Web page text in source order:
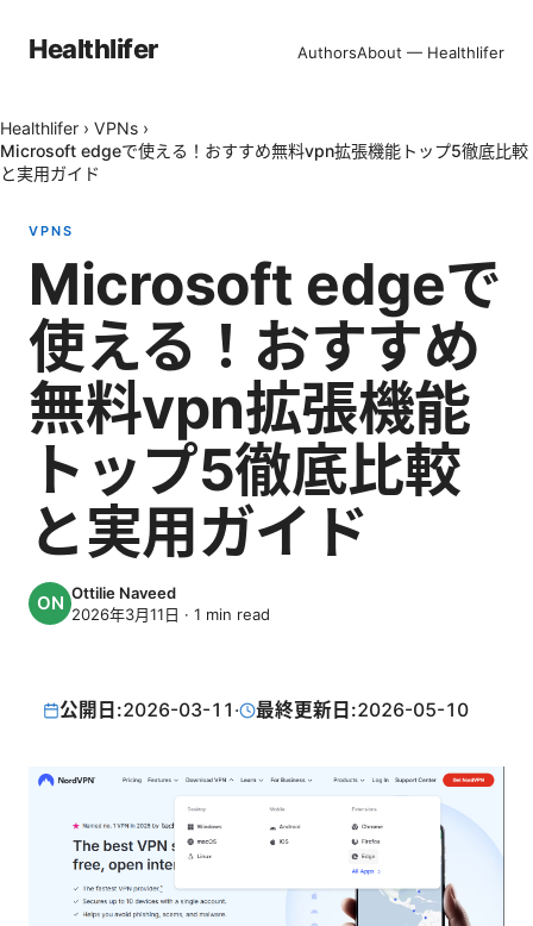
Healthlifer AuthorsAbout — Healthlifer
Healthlifer › VPNs ›
Microsoft edgeで使える！おすすめ無料vpn拡張機能トップ5徹底比較
と実用ガイド
VPNS
Microsoft edgeで
使える！おすすめ
無料vpn拡張機能
トップ5徹底比較
と実用ガイド
Ottilie Naveed
2026年3月11日 · 1 min read
公開日:2026-03-11 · 最終更新日:2026-05-10